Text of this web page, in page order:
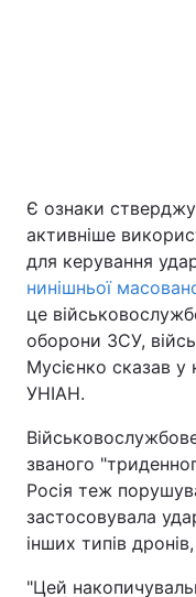
Головна
Україна
Економіка
Спорт
Зброя
Цікавинки
Є ознаки
активніше
для керування
нинішньої
це
оборони ЗСУ,
Мусієнко сказав у
УНІАН.
званого
Росія теж
застосовувала
інших типів
"Цей